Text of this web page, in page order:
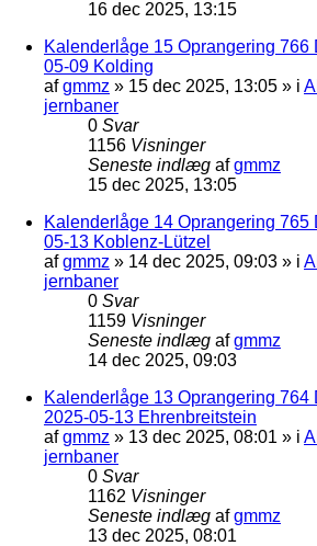
16 dec 2025, 13:15
Kalenderlåge 15 Oprangering 766
05-09 Kolding
afgmmz » 15 dec 2025, 13:05 » i
jernbaner
0 Svar
1156 Visninger
Seneste indlæg afgmmz
15 dec 2025, 13:05
Kalenderlåge 14 Oprangering 765
05-13 Koblenz-Lützel
afgmmz » 14 dec 2025, 09:03 » i
jernbaner
0 Svar
1159 Visninger
Seneste indlæg afgmmz
14 dec 2025, 09:03
Kalenderlåge 13 Oprangering 764
2025-05-13 Ehrenbreitstein
afgmmz » 13 dec 2025, 08:01 » i
jernbaner
0 Svar
1162 Visninger
Seneste indlæg afgmmz
13 dec 2025, 08:01